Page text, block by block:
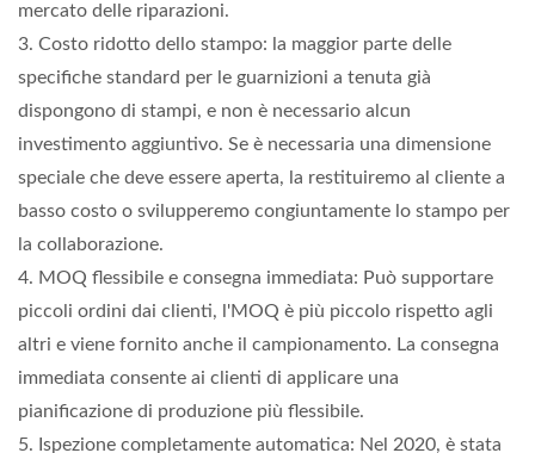
mercato delle riparazioni.
3. Costo ridotto dello stampo: la maggior parte delle
specifiche standard per le guarnizioni a tenuta già
dispongono di stampi, e non è necessario alcun
investimento aggiuntivo. Se è necessaria una dimensione
speciale che deve essere aperta, la restituiremo al cliente a
basso costo o svilupperemo congiuntamente lo stampo per
la collaborazione.
4. MOQ flessibile e consegna immediata: Può supportare
piccoli ordini dai clienti, l'MOQ è più piccolo rispetto agli
altri e viene fornito anche il campionamento. La consegna
immediata consente ai clienti di applicare una
pianificazione di produzione più flessibile.
5. Ispezione completamente automatica: Nel 2020, è stata